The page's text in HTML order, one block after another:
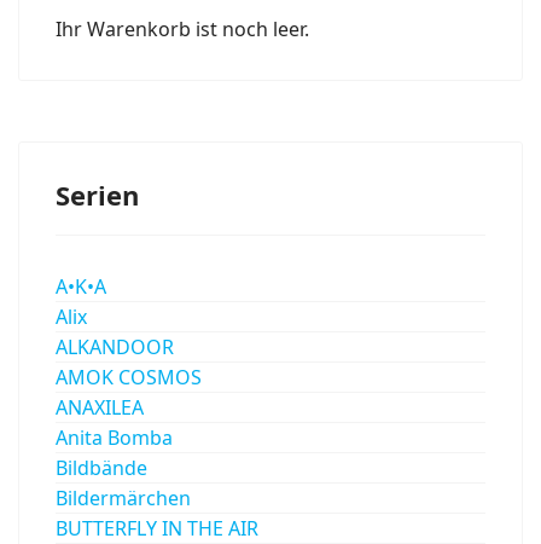
Ihr Warenkorb ist noch leer.
Serien
A•K•A
Alix
ALKANDOOR
AMOK COSMOS
ANAXILEA
Anita Bomba
Bildbände
Bildermärchen
BUTTERFLY IN THE AIR